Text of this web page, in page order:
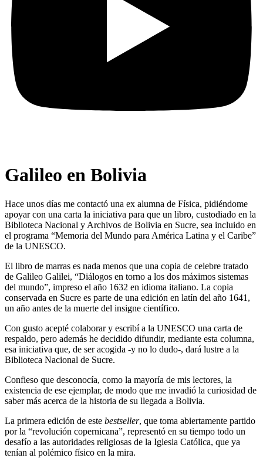
Galileo en Bolivia
Hace unos días me contactó una ex alumna de Física, pidiéndome
apoyar con una carta la iniciativa para que un libro, custodiado en la
Biblioteca Nacional y Archivos de Bolivia en Sucre, sea incluido en
el programa “Memoria del Mundo para América Latina y el Caribe”
de la UNESCO.
El libro de marras es nada menos que una copia de celebre tratado
de Galileo Galilei, “Diálogos en torno a los dos máximos sistemas
del mundo”, impreso el año 1632 en idioma italiano. La copia
conservada en Sucre es parte de una edición en latín del año 1641,
un año antes de la muerte del insigne científico.
Con gusto acepté colaborar y escribí a la UNESCO una carta de
respaldo, pero además he decidido difundir, mediante esta columna,
esa iniciativa que, de ser acogida -y no lo dudo-, dará lustre a la
Biblioteca Nacional de Sucre.
Confieso que desconocía, como la mayoría de mis lectores, la
existencia de ese ejemplar, de modo que me invadió la curiosidad de
saber más acerca de la historia de su llegada a Bolivia.
La primera edición de este bestseller, que toma abiertamente partido
por la “revolución copernicana”, representó en su tiempo todo un
desafío a las autoridades religiosas de la Iglesia Católica, que ya
tenían al polémico físico en la mira.